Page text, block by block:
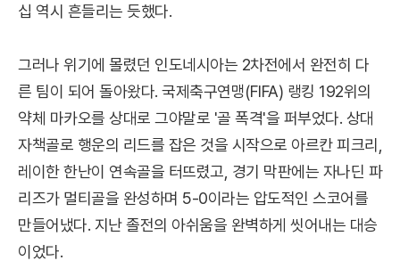
십 역시 흔들리는 듯했다.
그러나 위기에 몰렸던 인도네시아는 2차전에서 완전히 다
른 팀이 되어 돌아왔다. 국제축구연맹(FIFA) 랭킹 192위의
약체 마카오를 상대로 그야말로 '골 폭격'을 퍼부었다. 상대
자책골로 행운의 리드를 잡은 것을 시작으로 아르칸 피크리,
레이한 한난이 연속골을 터뜨렸고, 경기 막판에는 자나딘 파
리즈가 멀티골을 완성하며 5-0이라는 압도적인 스코어를
만들어냈다. 지난 졸전의 아쉬움을 완벽하게 씻어내는 대승
이었다.